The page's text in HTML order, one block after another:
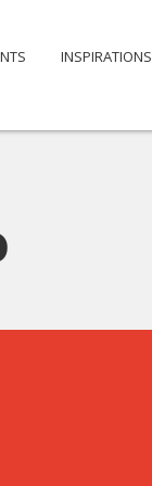
INSPIRATIONS